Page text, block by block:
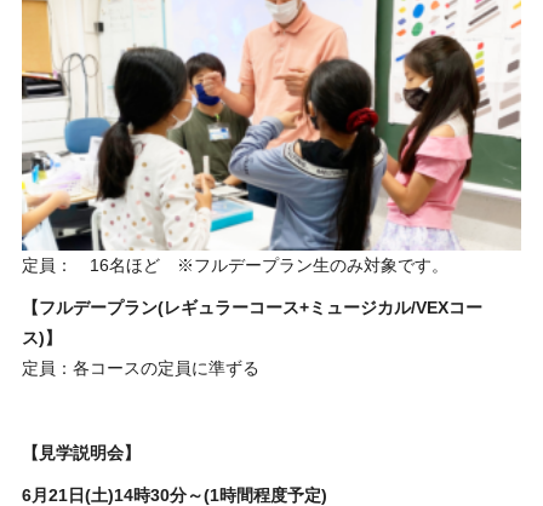
定員： 16名ほど ※フルデープラン生のみ対象です。
【フルデープラン(レギュラーコース+ミュージカル/VEXコー
ス)】
定員：各コースの定員に準ずる
【見学説明会】
6月21日(土)14時30分～(1時間程度予定)